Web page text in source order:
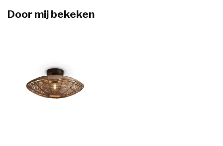
Door mij bekeken